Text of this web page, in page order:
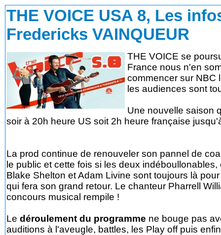
THE VOICE USA 8, Les
Fredericks VAINQUEUR
THE VOICE se
France nous n'en
commencer sur NBC
les audiences sont
Une nouvelle saison
soir à 20h heure US soit 2h heure française
La prod continue de renouveler son pannel de
le public et cette fois si les deux
Blake Shelton et Adam Livine sont toujours là
qui fera son grand retour. Le chanteur Pharrell
concours musical rempile !
Ledéroulement du programme ne bouge pas
auditions à l'aveugle, battles, les Play off puis